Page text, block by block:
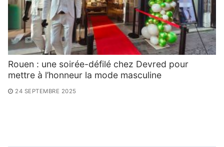
Rouen : une soirée-défilé chez Devred pour
mettre à l’honneur la mode masculine
24 SEPTEMBRE 2025